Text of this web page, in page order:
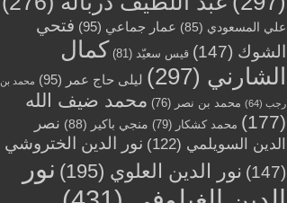
علي المسعودي (85) عمار جماعي (95)
فتحي
الشوك (147) قيس سعيّد (81)
كمال
الشارني (297) ليلى حاج عمر (95) محمد بن
رجب(64) محمد بن نصر (76)
محمد ضيف الله
(177)
محمد كشكار (79) منجي باكير (88)
نصر
الدين السويلمي (122)
نور الدين الختروشي
(147)
نور الدين العلوي (195)
نور